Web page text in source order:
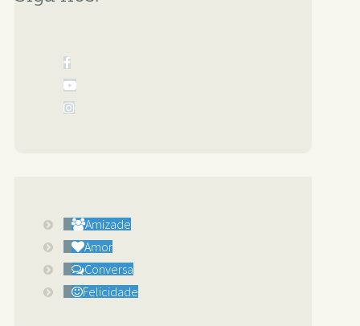
Amizade
Amor
Conversa
Felicidade